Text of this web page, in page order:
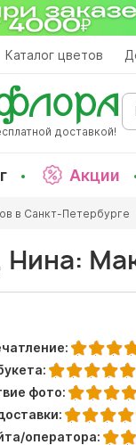
Каталог цветов
доставкой!
Акции
в Санкт-Петербурге
Нина:
фото:
оператора: